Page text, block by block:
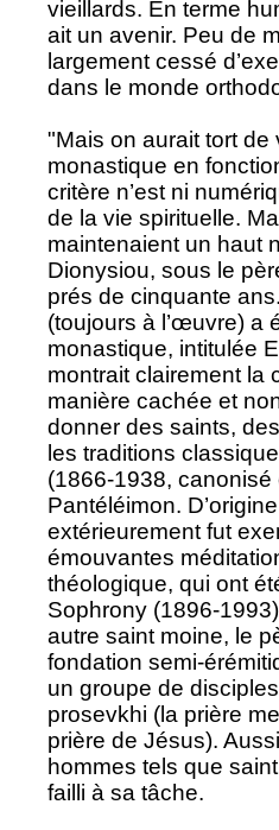
vieillards. En terme
ait un avenir. Peu de
largement cessé
dans le monde
"Mais on aurait tort de
monastique en
critère n’est ni
de la vie spirituelle.
maintenaient un haut
Dionysiou, sous le
prés de cinquante
(toujours à l’œuvre) a
monastique, intitulée
montrait clairement la
manière cachée et
donner des saints,
les traditions
(1866-1938,
Pantéléimon.
extérieurement fut
émouvantes
théologique, qui ont
Sophrony (1896-
autre saint moine, le
fondation semi-
un groupe de
prosevkhi (la prière
prière de Jésus).
hommes tels que
failli à sa tâche.